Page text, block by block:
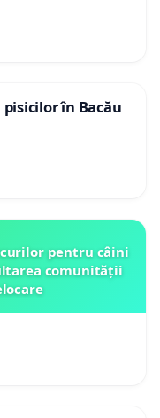
în Bacău
pentru câini
comunității